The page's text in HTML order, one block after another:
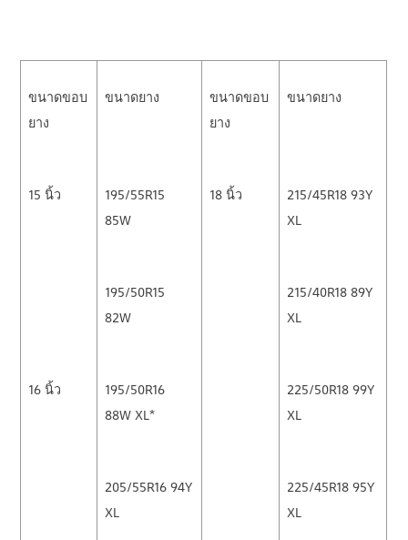
ขนาดขอบ
ยาง
ขนาดยาง
ขนาดขอบ
ยาง
ขนาดยาง
15 นิ้ว
195/55R15
85W
18 นิ้ว
215/45R18 93Y
XL
195/50R15
82W
215/40R18 89Y
XL
16 นิ้ว
195/50R16
88W XL*
225/50R18 99Y
XL
205/55R16 94Y
XL
225/45R18 95Y
XL